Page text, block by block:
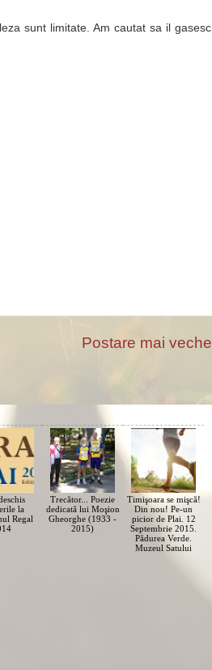
sunt limitate. Am cautat sa il gasesc
Postare mai veche
la
Regal
Trecător... Poezie
dedicată lui Moşion
Gheorghe (1933 -
2015)
Timişoara se mişcă!
Din nou! Pe-un
picior de Plai. 12
Septembrie 2015.
Pădurea Verde.
Muzeul Satului